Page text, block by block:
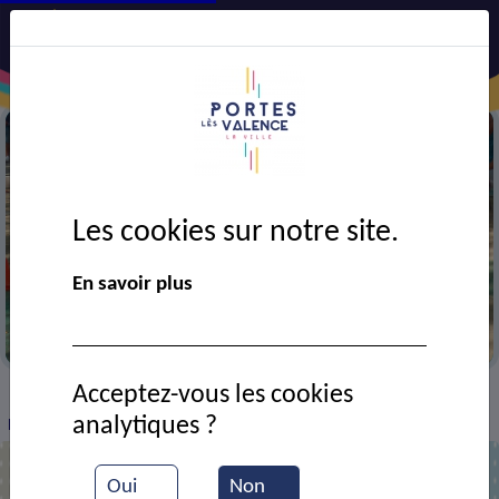
> VIE MUNICIPALE > Ressources documentaires
Durant un tournoi
Les cookies sur notre site.
En savoir plus
Oui Non
Acceptez-vous les cookies
analytiques ?